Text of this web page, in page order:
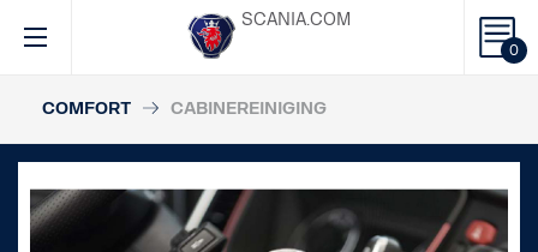
0
SCANIA.COM
COMFORT CABINEREINIGING